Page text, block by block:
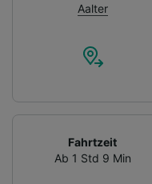
Aalter
Fahrtzeit
Ab 1 Std 9 Min